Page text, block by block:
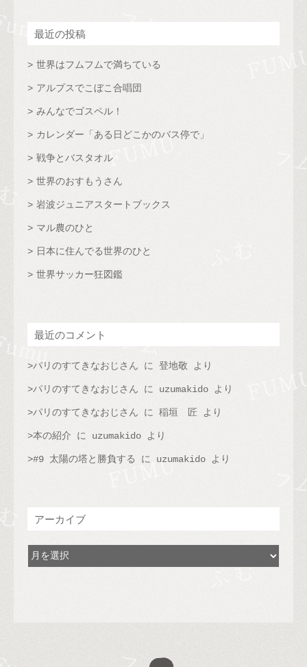
最近の投稿
世界はフムフムで満ちている
アルプスでこぼこ合唱団
みんなでゴスペル！
カレンダー「ある日どこかのバス停で」
戦争とバスタオル
世界のおすもうさん
岩波ジュニアスタートブックス
マル農のひと
日本に住んでる世界のひと
世界サッカー狂図鑑
最近のコメント
パリのすてきなおじさん に 登地敬 より
パリのすてきなおじさん に uzumakido より
パリのすてきなおじさん に 稲垣 匠 より
本の紹介 に uzumakido より
#9 太陽の塔と勝負する に uzumakido より
アーカイブ